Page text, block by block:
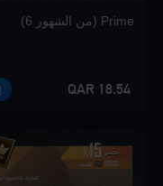
Prime (من الشهور 6)
18.54 QAR